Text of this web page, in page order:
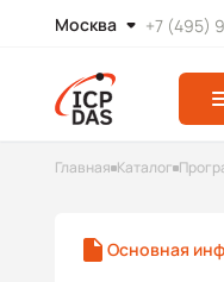
Москва +7 (495)
Главная Каталог
Основная